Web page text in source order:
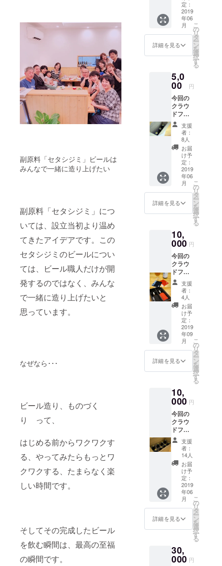
副原料「セタシジミ」ビールは
みんなで一緒に造り上げたい
副原料「セタシジミ」につ
いては、設立当初より温め
てきたアイデアです。この
セタシジミのビールについ
ては、ビール職人だけが開
発するのではなく、みんな
で一緒に造り上げたいと
思っています。
なぜなら･･･
ビール造り、ものづく
り って、
はじめる前からワクワクす
る、やってみたらもっとワ
クワクする、たまらなく楽
しい時間です。
そしてその完成したビール
を飲む瞬間は、最高の至福
の瞬間です。
クラフ
トビー
ルの中
から、
お好き
な１種
ビアカ
フェで
は定番
ビール
のほ
か、限
定のグ
ラフと
ビール
も提供
してお
りま
す。 不
定休の
ため営
業日の
最新情
ok(
https://
cebook.
com/o
mibeer/
)でご確
認くだ
さい。
■近江麦
酒ビア
カフェ
滋賀県
大津市
本堅田
3-24-37
TEL:07
7-536-
クール
便の送
料も含
まれて
居ま
す。
定：
2019
年06
月
詳細を見る
こ
の
リ
タ
ー
ン
を
選
択
す
る
5,0
00 円
今回の
クラウ
ドファ
ンディ
ングで
完成す
る「セ
タシジ
ミ」の
クラフ
トビー
ル 3
本。
クール
便の送
料も含
いま
す。
支援
者：
8人
お届
け予
定：
2019
年06
月
詳細を見る
こ
の
リ
タ
ー
ン
を
選
択
す
る
10,
000 円
今回の
クラウ
ドファ
ンディ
ングで
完成す
る「セ
タシジ
ミ」の
クラフ
トビー
ルの、
贈答
用 限
定オリ
ジナル
ターラ
ベル仕
様で
す。ラ
ベルは
瓶から
取り外
して
コース
ターと
してお
使いい
ただけ
ます。
クール
便の送
料も含
支援
者：
4人
お届
け予
定：
2019
年09
月
詳細を見る
こ
の
リ
タ
ー
ン
を
選
択
す
る
10,
000 円
今回の
クラウ
ドファ
ンディ
ングで
完成す
る「セ
タシジ
ミ」の
クラフ
トビー
ル 8
本。
クール
便の送
料も含
いま
す。
支援
者：
14人
お届
け予
定：
2019
年06
月
詳細を見る
こ
の
リ
タ
ー
ン
を
選
択
す
る
30,
000 円